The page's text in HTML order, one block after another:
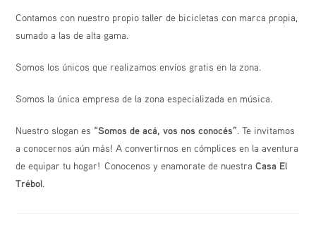
Contamos con nuestro propio taller de bicicletas con marca propia,
sumado a las de alta gama.
Somos los únicos que realizamos envíos gratis en la zona.
Somos la única empresa de la zona especializada en música.
Nuestro slogan es “Somos de acá, vos nos conocés”. Te invitamos
a conocernos aún más! A convertirnos en cómplices en la aventura
de equipar tu hogar! Conocenos y enamorate de nuestraCasa El
Trébol.